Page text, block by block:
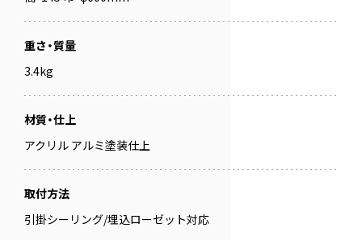
重さ・質量
3.4kg
材質・仕上
アクリル アルミ塗装仕上
取付方法
引掛シーリング/埋込ローゼット対応